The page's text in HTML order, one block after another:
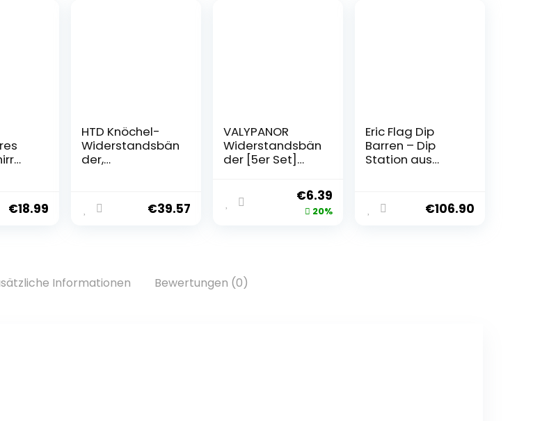
€18.99
HTD Knöchel-
Widerstandsbän
der,
Manschetten,
Widerstandsbän
ung für
€39.57
VALYPANOR
Widerstandsbän
der [5er Set]
100% Naturlatex
Fitnessband
Resistance für
Krafttraining
€6.39
20%
Eric Flag Dip
Barren – Dip
Station aus
Gym,
Krafttraining,
€106.90
Informationen Bewertungen (0)